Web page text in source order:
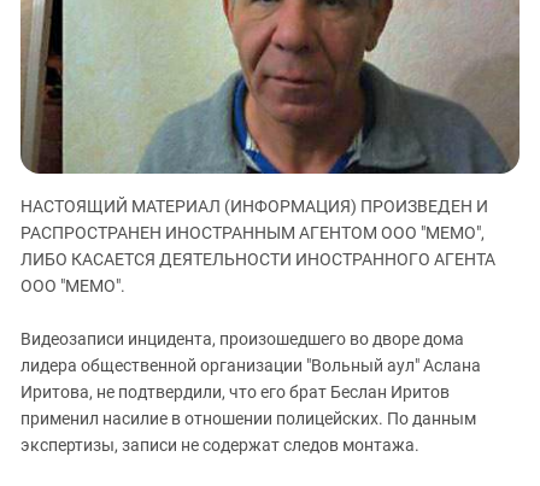
ЗАСТАВЛЯЕТ
КАВКАЗ ЗА ПАЛЕСТИНУ
ИНАКОМЫСЛИЕ В ЧЕЧНЕ
ПРЕСЛЕДОВАНИЕ АКТИВИСТОВ
МОБИЛИЗАЦИЯ И ПРОТЕСТЫ
Дагестан
Ингушетия
Кабардино-Балкария
Карачаево-Черкесия
Краснодарский край
Нагорный Карабах
Российская Федерация
Северная Осетия - Алания
СКФО
НАСТОЯЩИЙ МАТЕРИАЛ (ИНФОРМАЦИЯ) ПРОИЗВЕДЕН И
РАСПРОСТРАНЕН ИНОСТРАННЫМ АГЕНТОМ ООО "МЕМО",
ЛИБО КАСАЕТСЯ ДЕЯТЕЛЬНОСТИ ИНОСТРАННОГО АГЕНТА
ООО "МЕМО".
Видеозаписи инцидента, произошедшего во дворе дома
лидера общественной организации "Вольный аул" Аслана
Иритова, не подтвердили, что его брат Беслан Иритов
применил насилие в отношении полицейских. По данным
экспертизы, записи не содержат следов монтажа.